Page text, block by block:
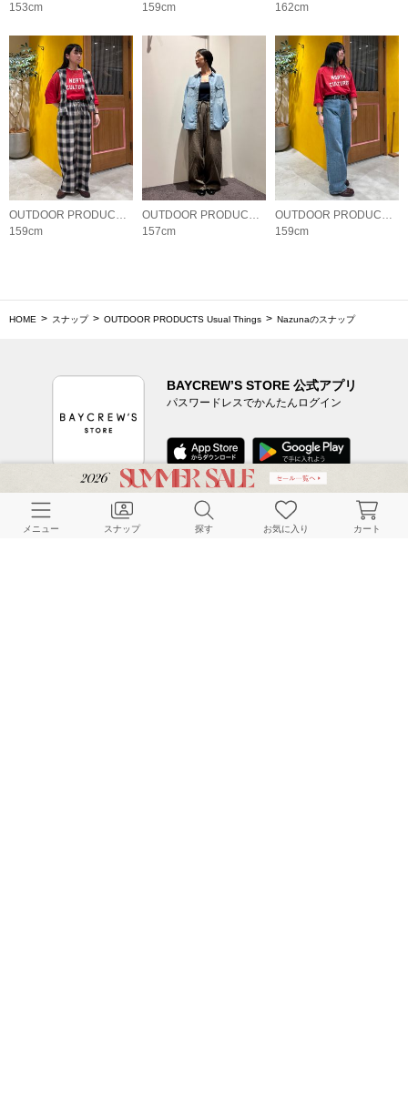
153cm
159cm
162cm
OUTDOOR PRODUCTS Usual Things
159cm
OUTDOOR PRODUCTS Usual Things
157cm
OUTDOOR PRODUCTS Usual Things
159cm
HOME スナップ OUTDOOR PRODUCTS Usual Things Nazunaのスナップ
BAYCREW’S STORE 公式アプリ
パスワードレスでかんたんログイン
CUSTOMER SERVICE
メニュー スナップ 探す お気に入り カート